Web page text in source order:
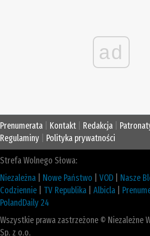
ad
Prenumerata Kontakt Redakcja
Regulaminy
Polityka prywatności
Strefa Wolnego Słowa:
Niezależna
Nowe Państwo VOD Nasze
Codziennie
TV Republika Albicla
PolandDaily 24
Wszystkie prawa zastrzeżone © Niezależne
Sp. z o.o.